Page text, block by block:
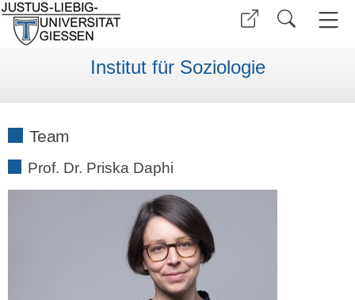
Institut für Soziologie
Team
Prof. Dr. Priska Daphi